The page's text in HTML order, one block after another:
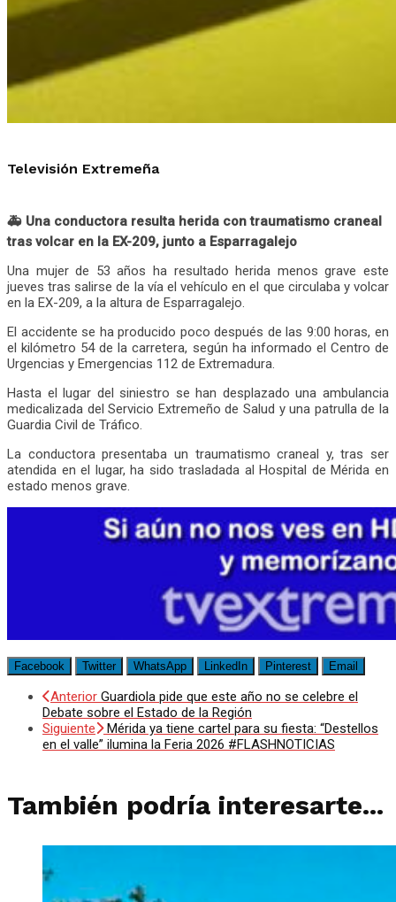
Televisión Extremeña
🚑 Una conductora resulta herida con traumatismo craneal
tras volcar en la EX-209, junto a Esparragalejo
Una mujer de 53 años ha resultado herida menos grave este
jueves tras salirse de la vía el vehículo en el que circulaba y volcar
en la EX-209, a la altura de Esparragalejo.
El accidente se ha producido poco después de las 9:00 horas, en
el kilómetro 54 de la carretera, según ha informado el Centro de
Urgencias y Emergencias 112 de Extremadura.
Hasta el lugar del siniestro se han desplazado una ambulancia
medicalizada del Servicio Extremeño de Salud y una patrulla de la
Guardia Civil de Tráfico.
La conductora presentaba un traumatismo craneal y, tras ser
atendida en el lugar, ha sido trasladada al Hospital de Mérida en
estado menos grave.
Facebook Twitter WhatsApp LinkedIn Pinterest Email
Anterior Guardiola pide que este año no se celebre el
Debate sobre el Estado de la Región
Siguiente
Mérida ya tiene cartel para su fiesta: “Destellos
en el valle” ilumina la Feria 2026 #FLASHNOTICIAS
También podría interesarte...